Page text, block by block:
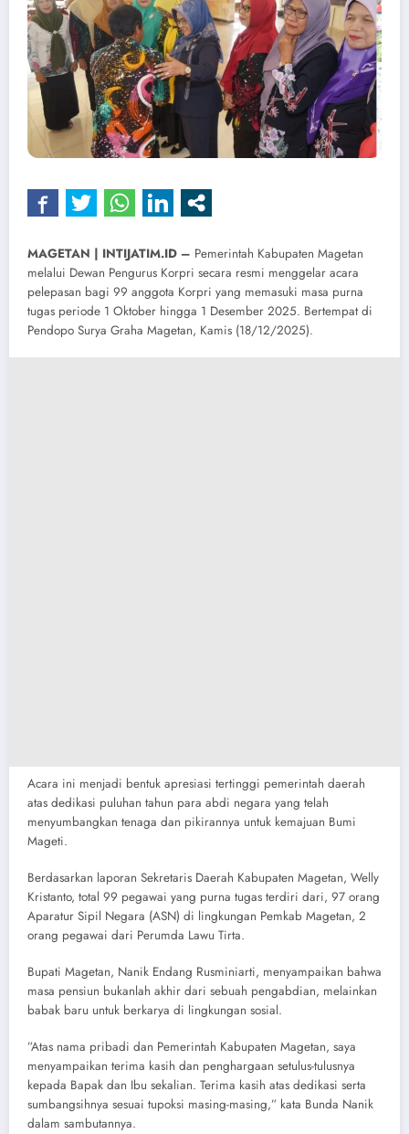
MAGETAN | INTIJATIM.ID – Pemerintah Kabupaten Magetan
melalui Dewan Pengurus Korpri secara resmi menggelar acara
pelepasan bagi 99 anggota Korpri yang memasuki masa purna
tugas periode 1 Oktober hingga 1 Desember 2025. Bertempat di
Pendopo Surya Graha Magetan, Kamis (18/12/2025).
​Acara ini menjadi bentuk apresiasi tertinggi pemerintah daerah
atas dedikasi puluhan tahun para abdi negara yang telah
menyumbangkan tenaga dan pikirannya untuk kemajuan Bumi
Mageti.
​Berdasarkan laporan Sekretaris Daerah Kabupaten Magetan, Welly
Kristanto, total 99 pegawai yang purna tugas terdiri dari, ​97 orang
Aparatur Sipil Negara (ASN) di lingkungan Pemkab Magetan, 2
orang pegawai dari Perumda Lawu Tirta.
​Bupati Magetan, Nanik Endang Rusminiarti, menyampaikan bahwa
masa pensiun bukanlah akhir dari sebuah pengabdian, melainkan
babak baru untuk berkarya di lingkungan sosial.
​”Atas nama pribadi dan Pemerintah Kabupaten Magetan, saya
menyampaikan terima kasih dan penghargaan setulus-tulusnya
kepada Bapak dan Ibu sekalian. Terima kasih atas dedikasi serta
sumbangsihnya sesuai tupoksi masing-masing,” kata Bunda Nanik
dalam sambutannya.